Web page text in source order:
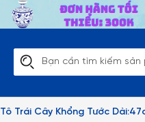
Tô Trái Cây Khổng Tước